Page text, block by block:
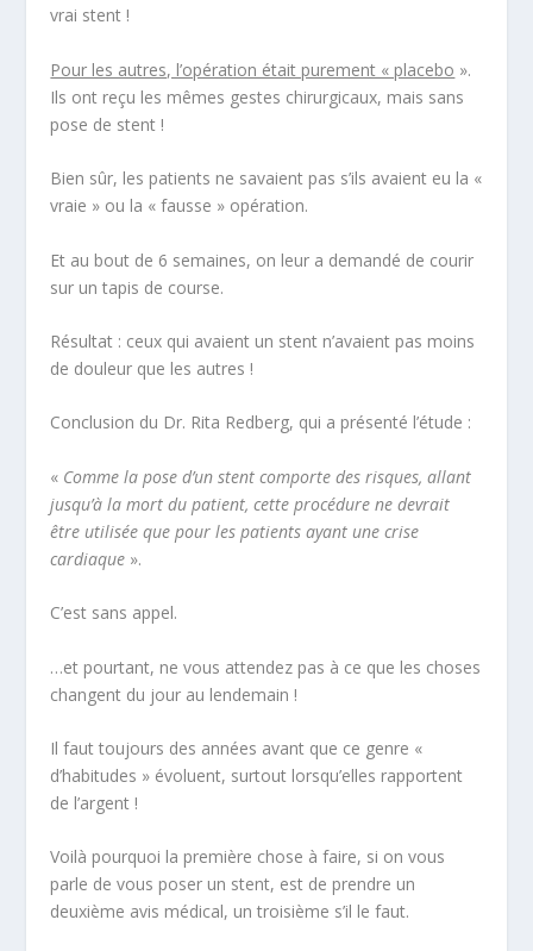
vrai stent !
Pour les autres, l’opération était purement « placebo ».
Ils ont reçu les mêmes gestes chirurgicaux, mais sans
pose de stent !
Bien sûr, les patients ne savaient pas s’ils avaient eu la «
vraie » ou la « fausse » opération.
Et au bout de 6 semaines, on leur a demandé de courir
sur un tapis de course.
Résultat : ceux qui avaient un stent n’avaient pas moins
de douleur que les autres !
Conclusion du Dr. Rita Redberg, qui a présenté l’étude :
« Comme la pose d’un stent comporte des risques, allant
jusqu’à la mort du patient, cette procédure ne devrait
être utilisée que pour les patients ayant une crise
cardiaque ».
C’est sans appel.
…et pourtant, ne vous attendez pas à ce que les choses
changent du jour au lendemain !
Il faut toujours des années avant que ce genre «
d’habitudes » évoluent, surtout lorsqu’elles rapportent
de l’argent !
Voilà pourquoi la première chose à faire, si on vous
parle de vous poser un stent, est de prendre un
deuxième avis médical, un troisième s’il le faut.